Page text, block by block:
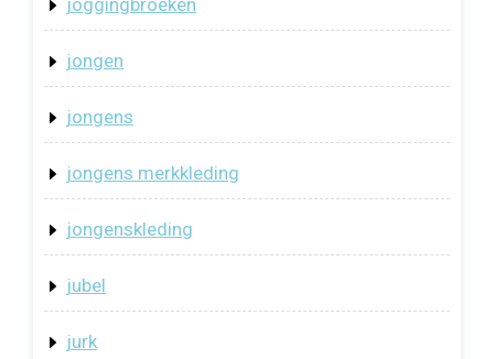
joggingbroeken
jongen
jongens
jongens merkkleding
jongenskleding
jubel
jurk